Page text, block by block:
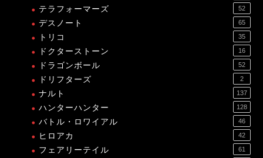
テラフォーマーズ 52
デスノート 65
トリコ 35
ドクターストーン 16
ドラゴンボール 52
ドリフターズ 2
ナルト 137
ハンターハンター 128
バトル・ロワイアル 46
ヒロアカ 42
フェアリーテイル 61